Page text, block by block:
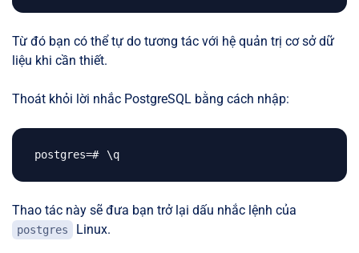
Từ đó bạn có thể tự do tương tác với hệ quản trị cơ sở dữ
liệu khi cần thiết.
Thoát khỏi lời nhắc PostgreSQL bằng cách nhập:
\
Thao tác này sẽ đưa bạn trở lại dấu nhắc lệnh của
postgres Linux.